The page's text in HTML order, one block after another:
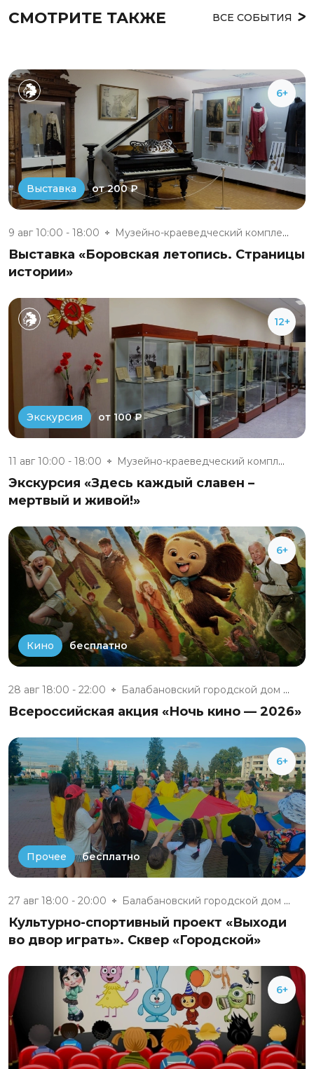
СМОТРИТЕ ТАКЖЕ ВСЕ СОБЫТИЯ
6+
Выставка от 200 ₽
9 авг 10:00 - 18:00 Музейно-краеведческий комплекс...
Выставка «Боровская летопись. Страницы
истории»
12+
Экскурсия от 100 ₽
11 авг 10:00 - 18:00 Музейно-краеведческий комплекс...
Экскурсия «Здесь каждый славен –
мертвый и живой!»
6+
Кино бесплатно
28 авг 18:00 - 22:00 Балабановский городской дом ку...
Всероссийская акция «Ночь кино — 2026»
6+
Прочее бесплатно
27 авг 18:00 - 20:00 Балабановский городской дом ку...
Культурно-спортивный проект «Выходи
во двор играть». Сквер «Городской»
6+